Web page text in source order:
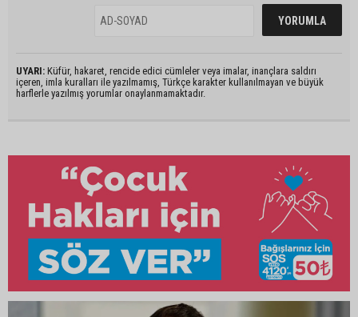
UYARI: Küfür, hakaret, rencide edici cümleler veya imalar, inançlara saldırı
içeren, imla kuralları ile yazılmamış, Türkçe karakter kullanılmayan ve büyük
harflerle yazılmış yorumlar onaylanmamaktadır.